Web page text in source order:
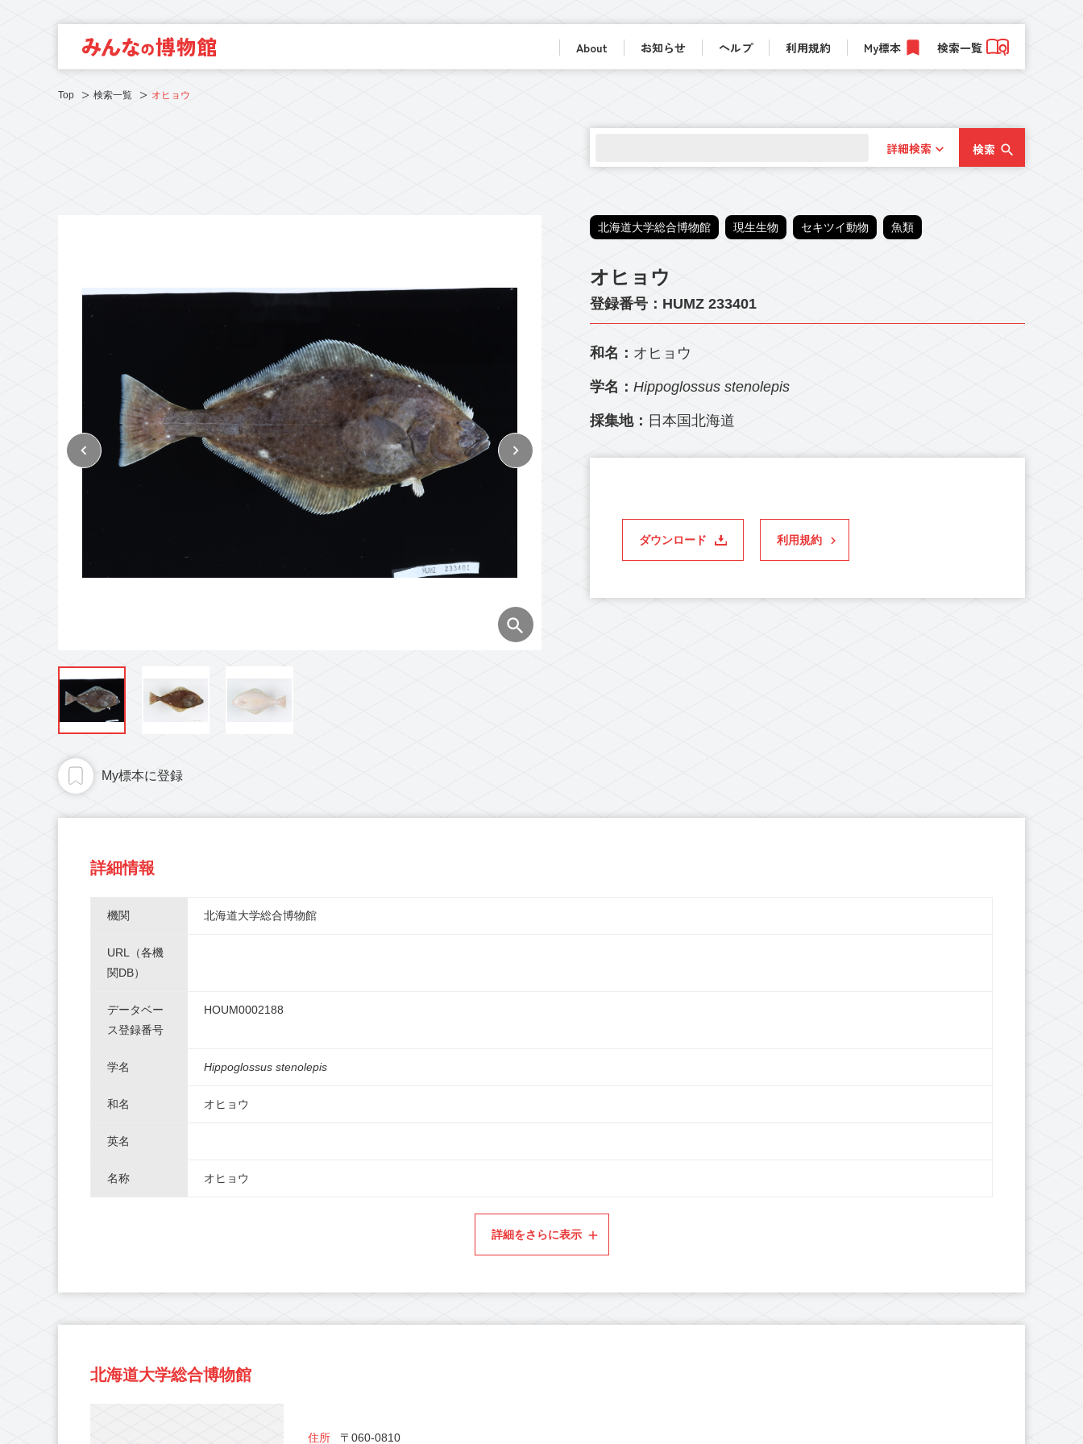
About お知らせ ヘルプ 利用規約 My標本 検索一覧
Top 検索一覧 オヒョウ
詳細検索 検索
My標本に登録
北海道大学総合博物館 現生生物 セキツイ動物 魚類
オヒョウ
登録番号：HUMZ 233401
和名： オヒョウ
学名： Hippoglossus stenolepis
採集地： 日本国北海道
ダウンロード 利用規約
詳細情報
機関 北海道大学総合博物館
URL（各機
関DB）
データベー
ス登録番号
HOUM0002188
学名 Hippoglossus stenolepis
和名 オヒョウ
英名
名称 オヒョウ
詳細をさらに表示
北海道大学総合博物館
住所 〒060-0810